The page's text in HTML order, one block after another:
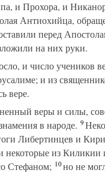
и Прохора, и
Антиохийца,
перед
на них руки.
и число учеников
и из
вере.
веры и силы,
в народе. 9
Либертинцев и
некоторые из
Стефаном; 10но не